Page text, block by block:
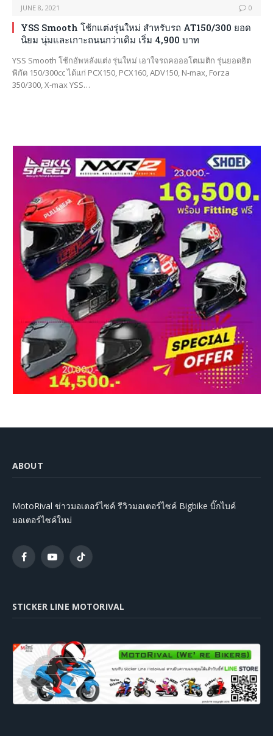
JUNE 8, 2021 0
YSS Smooth โช้กแต่งรุ่นใหม่ สำหรับรถ AT150/300 ยอด
นิยม นุ่มและเกาะถนนกว่าเดิม เริ่ม 4,900 บาท
YSS Smooth โช้กอัพหลังแต่ง รุ่นใหม่ เอาใจรถคอออโตเมติก รุ่นยอดฮิต
พิกัด 150/300cc ได้แก่ PCX150, PCX160, ADV150, N-max, Forza
350/300, X-max YSS…
ABOUT
MotoRival ข่าวมอเตอร์ไซค์ รีวิวมอเตอร์ไซค์ Bigbike บิ๊กไบค์
มอเตอร์ไซค์ใหม่
FacebookYouTubeTikTok
STICKER LINE MOTORIVAL